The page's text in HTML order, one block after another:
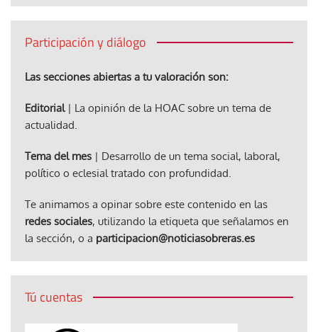
Participación y diálogo
Las secciones abiertas a tu valoración son:
Editorial| La opinión de la HOAC sobre un tema de
actualidad.
Tema del mes | Desarrollo de un tema social, laboral,
político o eclesial tratado con profundidad.
Te animamos a opinar sobre este contenido en las
redes sociales, utilizando la etiqueta que señalamos en
la sección, o a participacion@noticiasobreras.es
Tú cuentas